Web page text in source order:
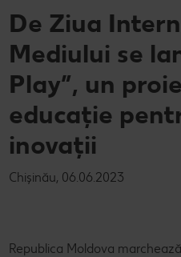
Rapoarte financiare
Branduri proprii Kaufland
Dezvoltare
Servicii
Card cadou
Publicitate
De Ziua
Mediului se
Play”, un
educație
inovații
Chișinău, 06.06.2023
Republica Moldova